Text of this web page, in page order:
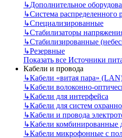
↳Дополнительное
↳Система распределенного
↳Специализированные
↳Стабилизаторы
↳Стабилизированные
↳Резервные
Показать все Источники
Кабели и провода
↳Кабели «витая пара»
↳Кабели волоконно-
↳Кабели для интерфейса
↳Кабели для систем
↳Кабели и провода
↳Кабели комбинированные
↳Кабели микрофонные с